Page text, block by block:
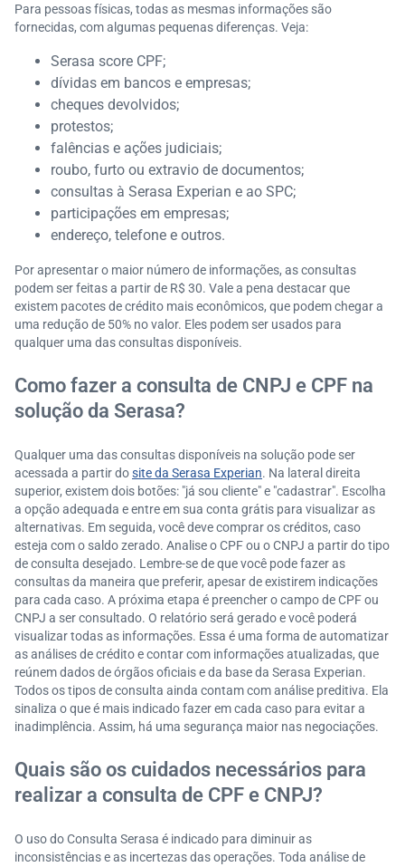
Para pessoas físicas, todas as mesmas informações são
fornecidas, com algumas pequenas diferenças. Veja:
Serasa score CPF;
dívidas em bancos e empresas;
cheques devolvidos;
protestos;
falências e ações judiciais;
roubo, furto ou extravio de documentos;
consultas à Serasa Experian e ao SPC;
participações em empresas;
endereço, telefone e outros.
Por apresentar o maior número de informações, as consultas
podem ser feitas a partir de R$ 30. Vale a pena destacar que
existem pacotes de crédito mais econômicos, que podem chegar a
uma redução de 50% no valor. Eles podem ser usados para
qualquer uma das consultas disponíveis.
Como fazer a consulta de CNPJ e CPF na
solução da Serasa?
Qualquer uma das consultas disponíveis na solução pode ser
acessada a partir dosite da Serasa Experian. Na lateral direita
superior, existem dois botões: "já sou cliente" e "cadastrar". Escolha
a opção adequada e entre em sua conta grátis para visualizar as
alternativas. Em seguida, você deve comprar os créditos, caso
esteja com o saldo zerado. Analise o CPF ou o CNPJ a partir do tipo
de consulta desejado. Lembre-se de que você pode fazer as
consultas da maneira que preferir, apesar de existirem indicações
para cada caso. A próxima etapa é preencher o campo de CPF ou
CNPJ a ser consultado. O relatório será gerado e você poderá
visualizar todas as informações. Essa é uma forma de automatizar
as análises de crédito e contar com informações atualizadas, que
reúnem dados de órgãos oficiais e da base da Serasa Experian.
Todos os tipos de consulta ainda contam com análise preditiva. Ela
sinaliza o que é mais indicado fazer em cada caso para evitar a
inadimplência. Assim, há uma segurança maior nas negociações.
Quais são os cuidados necessários para
realizar a consulta de CPF e CNPJ?
O uso do Consulta Serasa é indicado para diminuir as
inconsistências e as incertezas das operações. Toda análise de